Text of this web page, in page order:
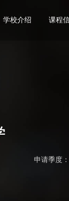
学校介绍 课程
申请季度